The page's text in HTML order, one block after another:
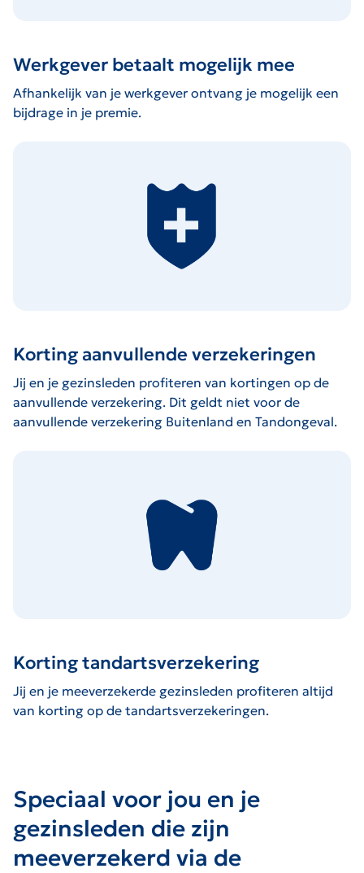
Werkgever betaalt mogelijk mee
Afhankelijk van je werkgever ontvang je mogelijk een
bijdrage in je premie.
Korting aanvullende verzekeringen
Jij en je gezinsleden profiteren van kortingen op de
aanvullende verzekering. Dit geldt niet voor de
aanvullende verzekering Buitenland en Tandongeval.
Korting tandartsverzekering
Jij en je meeverzekerde gezinsleden profiteren altijd
van korting op de tandartsverzekeringen.
Speciaal voor jou en je
gezinsleden die zijn
meeverzekerd via de